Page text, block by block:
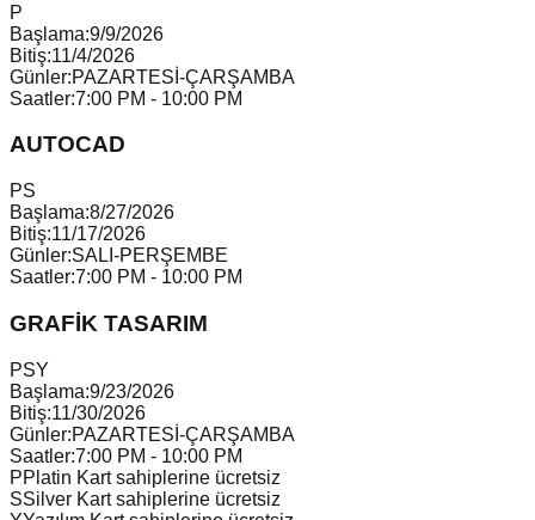
P
Başlama:9/9/2026
Bitiş:11/4/2026
Günler:PAZARTESİ-ÇARŞAMBA
Saatler:7:00 PM - 10:00 PM
AUTOCAD
PS
Başlama:8/27/2026
Bitiş:11/17/2026
Günler:SALI-PERŞEMBE
Saatler:7:00 PM - 10:00 PM
GRAFİK TASARIM
PSY
Başlama:9/23/2026
Bitiş:11/30/2026
Günler:PAZARTESİ-ÇARŞAMBA
Saatler:7:00 PM - 10:00 PM
PPlatin Kart sahiplerine ücretsiz
SSilver Kart sahiplerine ücretsiz